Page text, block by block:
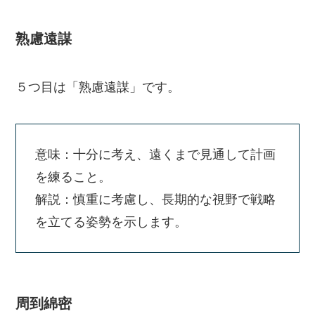
熟慮遠謀
５つ目は「熟慮遠謀」です。
意味：十分に考え、遠くまで見通して計画
を練ること。
解説：慎重に考慮し、長期的な視野で戦略
を立てる姿勢を示します。
周到綿密